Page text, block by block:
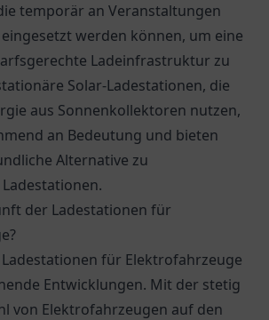
temporär an Veranstaltungen
werden können, um eine
Ladeinfrastruktur zu
Solar-Ladestationen, die
aus Sonnenkollektoren nutzen,
an Bedeutung und bieten
Alternative zu
der Ladestationen für
für Elektrofahrzeuge
Entwicklungen. Mit der stetig
von Elektrofahrzeugen auf den